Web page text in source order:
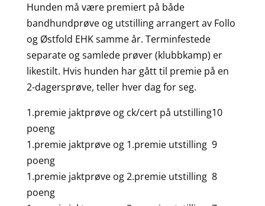
Hunden må være premiert på både
bandhundprøve og utstilling arrangert av Follo
og Østfold EHK samme år. Terminfestede
separate og samlede prøver (klubbkamp) er
likestilt. Hvis hunden har gått til premie på en
2-dagersprøve, teller hver dag for seg.
1.premie jaktprøve og ck/cert på utstilling10
poeng
1.premie jaktprøve og 1.premie utstilling 9
poeng
1.premie jaktprøve og 2.premie utstilling 8
poeng